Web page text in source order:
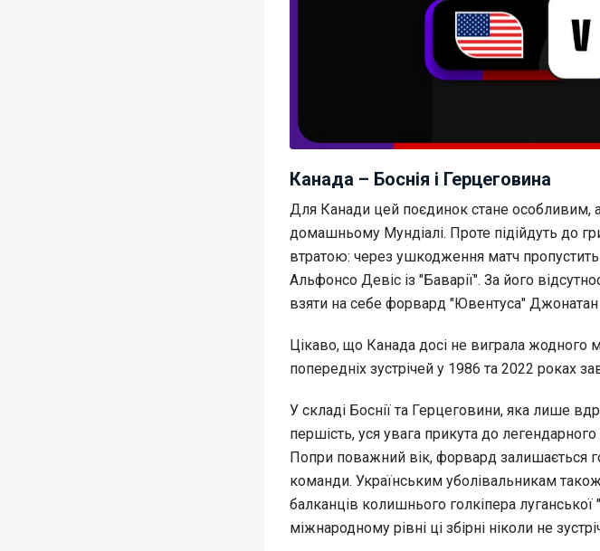
Канада – Боснія і Герцеговина
Для Канади цей поєдинок стане
домашньому Мундіалі. Проте підійдуть до
втратою: через ушкодження матч
Альфонсо Девіс із "Баварії". За його
взяти на себе форвард "Ювентуса"
Цікаво, що Канада досі не виграла жодного
попередніх зустрічей у 1986 та 2022 роках
У складі Боснії та Герцеговини, яка лише
першість, уся увага прикута до
Попри поважний вік, форвард залишається
команди. Українським уболівальникам
балканців колишнього голкіпера луганської
міжнародному рівні ці збірні ніколи не